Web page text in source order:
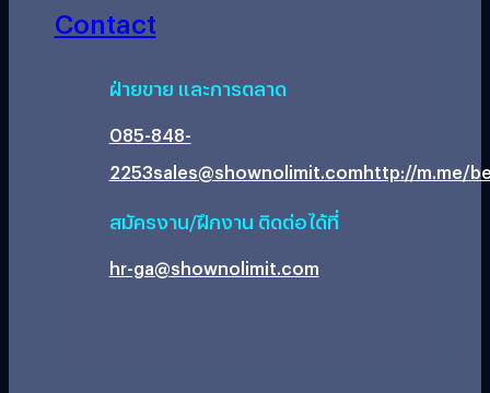
Contact
ฝ่ายขาย และการตลาด
085-848-
2253sales@shownolimit.comhttp://m.me/
สมัครงาน/ฝึกงาน ติดต่อได้ที่
hr-ga@shownolimit.com